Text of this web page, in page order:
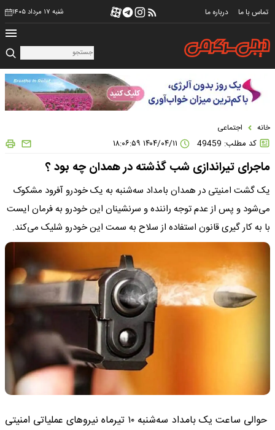
تماس با ما درباره ما شنبه ۱۷ مرداد ۱۴۰۵
خانه اجتماعی
کد مطلب: 49459
ماجرای تیراندازی شب گذشته در همدان چه بود ؟
یک گشت امنیتی در همدان بامداد سه‌شنبه به یک خودرو آفرود مشکوک
می‌شود و پس از عدم توجه راننده و سرنشینان این خودرو به فرمان ایست
با به کار گیری قانون استفاده از سلاح به سمت این خودرو شلیک می‌کند.
حوالی ساعت یک بامداد سه‌شنبه ۱۰ تیرماه نیروهای عملیاتی امنیتی